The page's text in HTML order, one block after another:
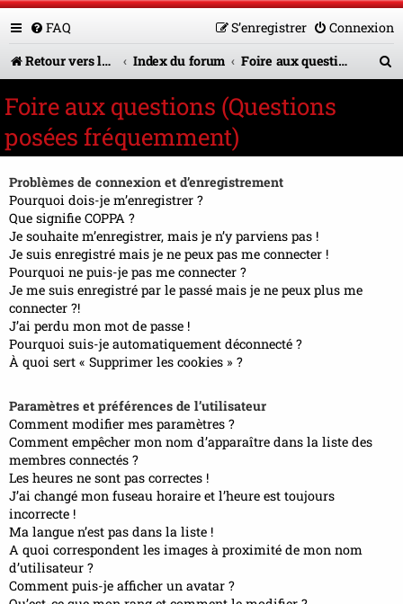
FAQ Connexion
S’enregistrer
Retour vers le site U.A.G.R.
Index du forum Foire aux questions (Questions posées fréquemment)
Foire aux questions (Questions
posées fréquemment)
Problèmes de connexion et d’enregistrement
Pourquoi dois-je m’enregistrer ?
Que signifie COPPA ?
Je souhaite m’enregistrer, mais je n’y parviens pas !
Je suis enregistré mais je ne peux pas me connecter !
Pourquoi ne puis-je pas me connecter ?
Je me suis enregistré par le passé mais je ne peux plus me
connecter ?!
J’ai perdu mon mot de passe !
Pourquoi suis-je automatiquement déconnecté ?
À quoi sert « Supprimer les cookies » ?
Paramètres et préférences de l’utilisateur
Comment modifier mes paramètres ?
Comment empêcher mon nom d’apparaître dans la liste des
membres connectés ?
Les heures ne sont pas correctes !
J’ai changé mon fuseau horaire et l’heure est toujours
incorrecte !
Ma langue n’est pas dans la liste !
A quoi correspondent les images à proximité de mon nom
d’utilisateur ?
Comment puis-je afficher un avatar ?